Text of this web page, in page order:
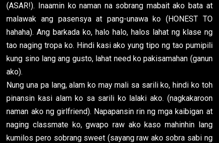
(ASAR!). Inaamin ko naman na sobrang mabait ako bata at
malawak ang pasensya at pang-unawa ko (HONEST TO
hahaha). Ang barkada ko, halo halo, halos lahat ng klase ng
tao naging tropa ko. Hindi kasi ako yung tipo ng tao pumipili
kung sino lang ang gusto, lahat need ko pakisamahan (ganun
ako).
Nung una pa lang, alam ko may mali sa sarili ko, hindi ko toh
pinansin kasi alam ko sa sarili ko lalaki ako. (nagkakaroon
naman ako ng girlfriend). Napapansin rin ng mga kaibigan at
naging classmate ko, gwapo raw ako kaso mahinhin lang
kumilos pero sobrang sweet (sayang raw ako sobra sabi ng